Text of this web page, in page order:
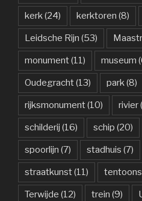
kerk(24) kerktoren (8)
Leidsche Rijn (53)
monument(11) museum
Oudegracht(13) park(8)
rijksmonument(10) rivier
schilderij (16) schip (20)
spoorlijn (7) stadhuis (7)
straatkunst(11)
Terwijde (12) trein (9)